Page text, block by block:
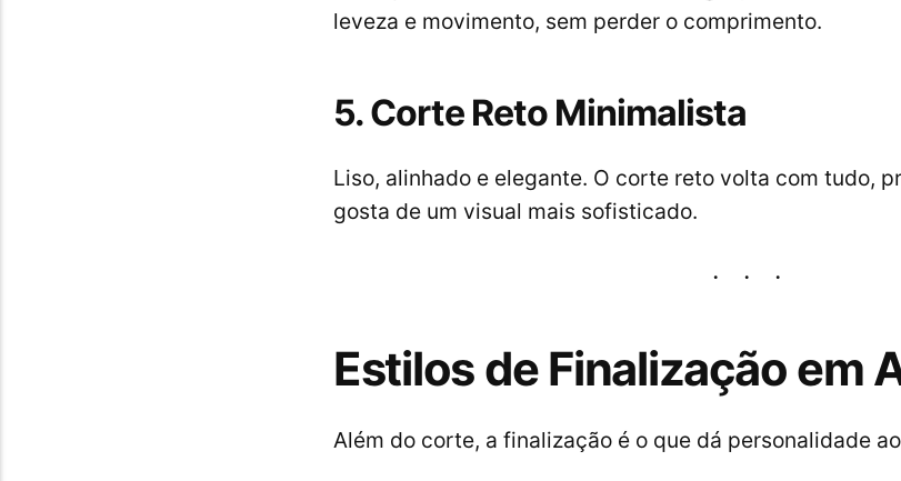
leveza e movimento, sem perder o comprimento.
5. Corte Reto Minimalista
Liso, alinhado e elegante. O corte reto volta com tudo,
gosta de um visual mais sofisticado.
Estilos de Finalização em
Além do corte, a finalização é o que dá personalidade